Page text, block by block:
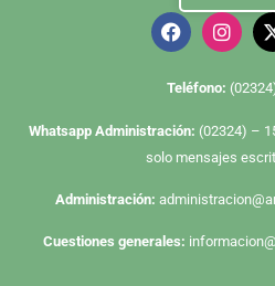
Te léfono:
Whatsapp Administración: (02324) –
solo mensajes
Administración:
Cuestiones generales: